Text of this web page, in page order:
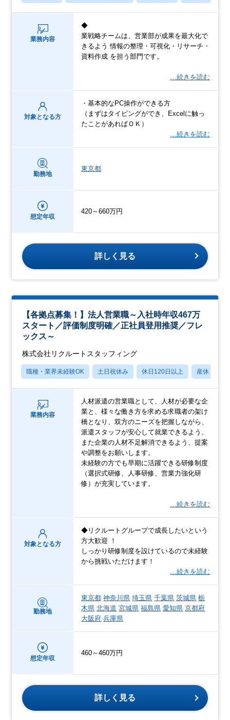
業務内容
◆
業戦略チームは、営業部が成果を最大化で
きるよう 情報の整理・可視化・リサーチ・
資料作成 を担う部門です。
…続きを読む
対象となる方
・基本的なPC操作ができる方
（まずはタイピングができ、Excelに触っ
たことがあればＯＫ）
…続きを読む
勤務地
東京都
想定年収
420～660万円
詳しく見る
【各拠点募集！】法人営業職～入社時年収467万
スタート／評価制度明確／正社員登用推奨／フレ
ックス～
株式会社リクルートスタッフィング
職種・業界未経験OK 土日祝休み 休日120日以上 産休・育休
業務内容
人材派遣の営業職として、人材が必要な企
業と、様々な働き方を求める求職者の架け
橋となり、双方のニーズを把握しながら、
派遣スタッフが安心して就業できるよう、
また企業の人材不足解消できるよう、提案
や調整をお願いします。
未経験の方でも早期に活躍できる研修制度
（選択式研修、人事研修、営業力強化研
修）が充実しています。
…続きを読む
対象となる方
◆リクルートグループで成長したいという
方大歓迎 ！
しっかり研修制度を設けているので未経験
から挑戦いただけます！
…続きを読む
勤務地
東京都 神奈川県 埼玉県 千葉県 茨城県 栃
木県 北海道 宮城県 福島県 愛知県 京都府
大阪府 兵庫県
想定年収
460～460万円
詳しく見る